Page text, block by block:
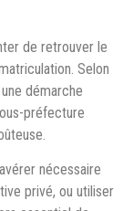
de retrouver le
Selon
démarche
préfecture
nécessaire
privé, ou utiliser